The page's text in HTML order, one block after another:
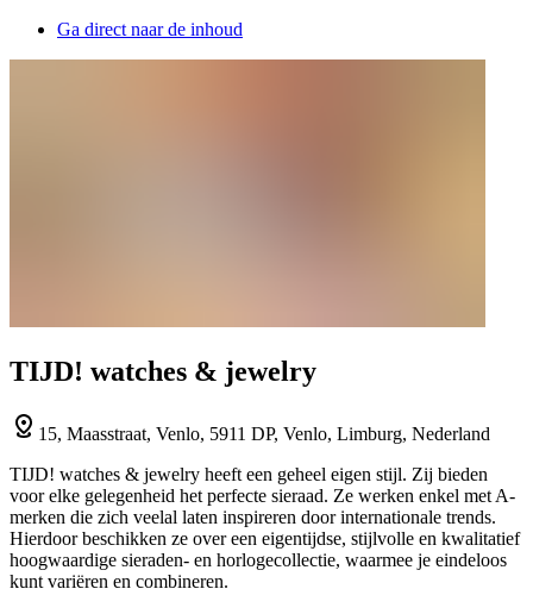
Ga direct naar de inhoud
TIJD! watches & jewelry
15, Maasstraat, Venlo, 5911 DP, Venlo, Limburg, Nederland
TIJD! watches & jewelry heeft een geheel eigen stijl. Zij bieden
voor elke gelegenheid het perfecte sieraad. Ze werken enkel met A-
merken die zich veelal laten inspireren door internationale trends.
Hierdoor beschikken ze over een eigentijdse, stijlvolle en kwalitatief
hoogwaardige sieraden- en horlogecollectie, waarmee je eindeloos
kunt variëren en combineren.